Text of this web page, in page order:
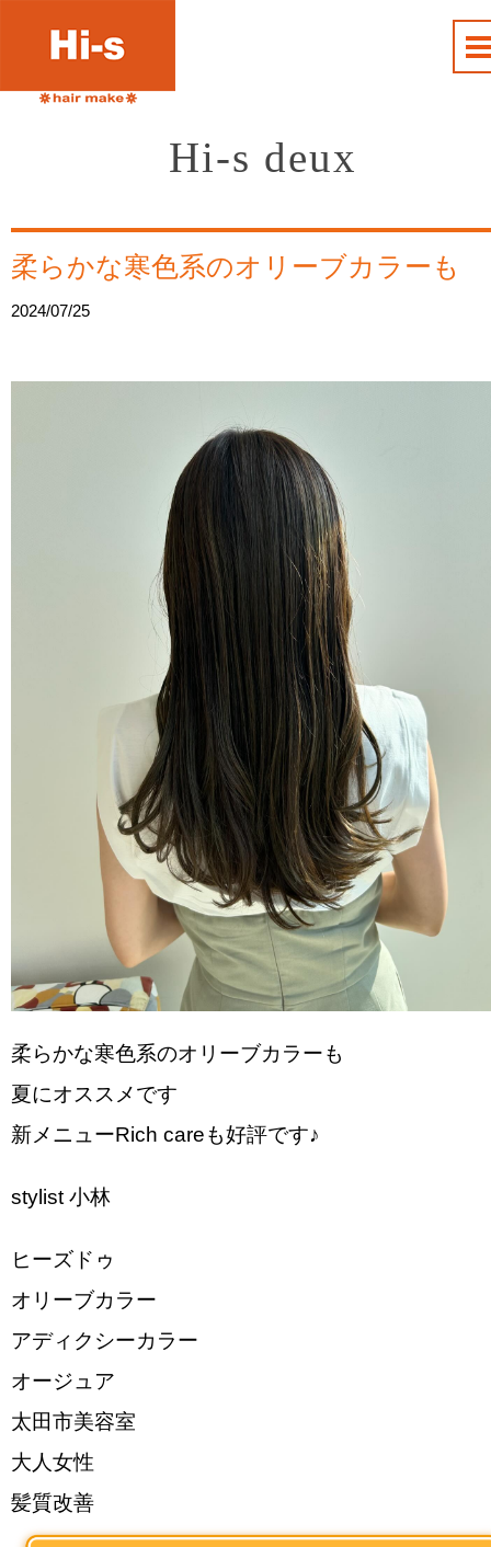
Hi-s deux
柔らかな寒色系のオリーブカラーも
2024/07/25
柔らかな寒色系のオリーブカラーも
夏にオススメです︎
新メニューRich careも好評です♪
stylist 小林
ヒーズドゥ
オリーブカラー
アディクシーカラー
オージュア
太田市美容室
大人女性
髪質改善